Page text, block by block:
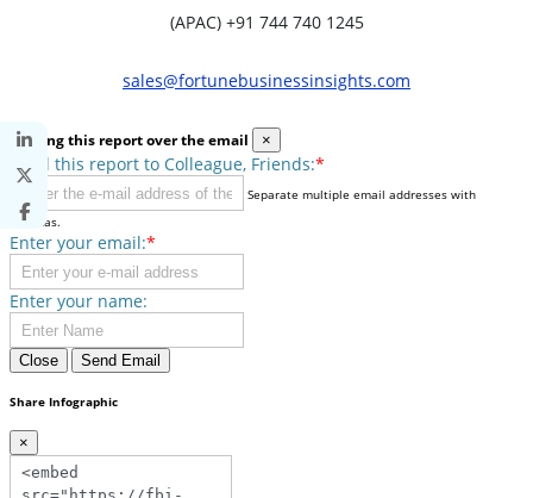
(APAC) +91 744 740 1245
sales@fortunebusinessinsights.com
Sharing this report over the email ×
Send this report to Colleague, Friends:*
Separate multiple email addresses with
commas.
Enter your email:*
Enter your name:
Close Send Email
Share Infographic
×